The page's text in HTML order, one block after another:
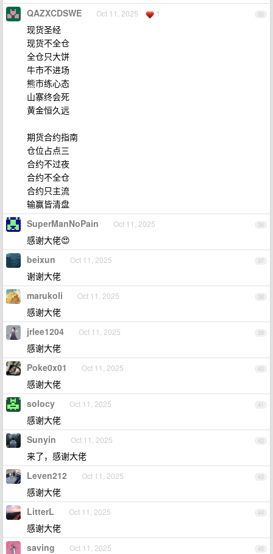
35
QAZXCDSWE Oct 11, 2025 1
现货圣经
现货不全仓
全仓只大饼
牛市不进场
熊市练心态
山寨终会死
黄金恒久远
期货合约指南
仓位占点三
合约不过夜
合约不全仓
合约只主流
输赢皆清盘
36
SuperManNoPain Oct 11, 2025
感谢大佬😍
37
beixun Oct 11, 2025
谢谢大佬
38
marukoli Oct 11, 2025
感谢大佬
39
jrlee1204 Oct 11, 2025
感谢大佬
40
Poke0x01 Oct 11, 2025
感谢大佬
41
solocy Oct 11, 2025
感谢大佬
42
Sunyin Oct 11, 2025
来了，感谢大佬
43
Leven212 Oct 11, 2025
感谢大佬
44
LitterL Oct 11, 2025
感谢大佬
45
saving Oct 11, 2025